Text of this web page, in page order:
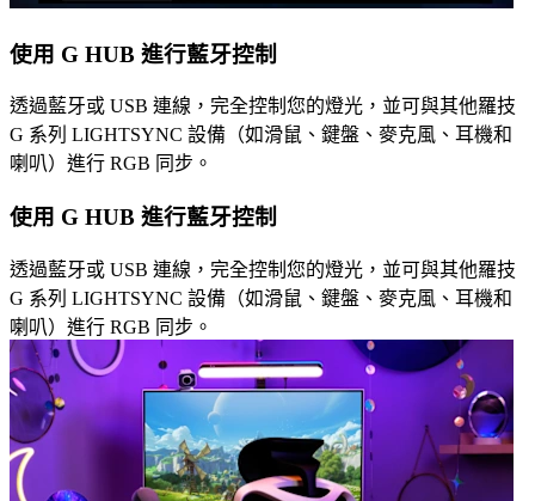
使用 G HUB 進行藍牙控制
透過藍牙或 USB 連線，完全控制您的燈光，並可與其他羅技
G 系列 LIGHTSYNC 設備（如滑鼠、鍵盤、麥克風、耳機和
喇叭）進行 RGB 同步。
使用 G HUB 進行藍牙控制
透過藍牙或 USB 連線，完全控制您的燈光，並可與其他羅技
G 系列 LIGHTSYNC 設備（如滑鼠、鍵盤、麥克風、耳機和
喇叭）進行 RGB 同步。